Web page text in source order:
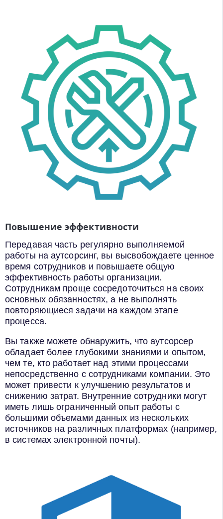
Повышение эффективности
Передавая часть регулярно выполняемой
работы на аутсорсинг, вы высвобождаете ценное
время сотрудников и повышаете общую
эффективность работы организации.
Сотрудникам проще сосредоточиться на своих
основных обязанностях, а не выполнять
повторяющиеся задачи на каждом этапе
процесса.
Вы также можете обнаружить, что аутсорсер
обладает более глубокими знаниями и опытом,
чем те, кто работает над этими процессами
непосредственно с сотрудниками компании. Это
может привести к улучшению результатов и
снижению затрат. Внутренние сотрудники могут
иметь лишь ограниченный опыт работы с
большими объемами данных из нескольких
источников на различных платформах (например,
в системах электронной почты).